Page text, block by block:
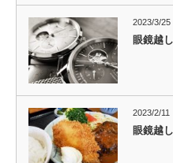
2023/3/25
眼鏡越
2023/2/11
眼鏡越